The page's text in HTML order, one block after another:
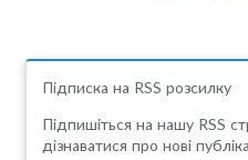
Підписка на RSS розсилку
Підпишіться на нашу RSS
дізнаватися про нові